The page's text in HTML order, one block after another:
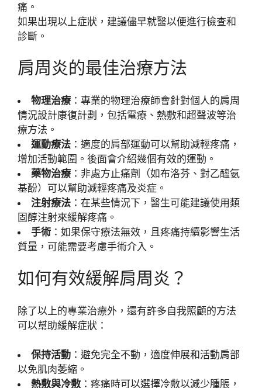
痛。
如果出現以上症狀，建議儘早就醫以便進行檢查和
診斷。
肩周炎的最佳治療方法
物理治療：專業的物理治療師會針對個人的肩周
情況設計康復計劃，包括電療、熱敷和超聲波等治
療方法。
運動療法 ：適度的肩部運動可以幫助減輕疼痛，
增加活動範圍。後面會介紹幾個有效的運動。
藥物治療：非處方止痛劑（如布洛芬、對乙醯氨
基酚）可以幫助減輕疼痛及炎症。
注射療法 ：在某些情況下，醫生可能建議使用類
固醇注射來緩解疼痛。
手術 ：如果保守療法無效，且疼痛持續影響生活
質量，可能需要考慮手術介入。
如何有效緩解肩周炎？
除了以上的專業治療外，還有許多自我照顧的方法
可以幫助緩解症狀：
保持活動 ：避免完全不動，適度伸展和活動肩部
以免肌肉萎縮。
熱敷與冷敷 ：疼痛時可以選擇冷敷以減少腫脹，